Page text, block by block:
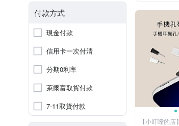
付款方式
現金付款
信用卡一次付清
分期0利率
萊爾富取貨付款
7-11取貨付款
【小叮噹的店】